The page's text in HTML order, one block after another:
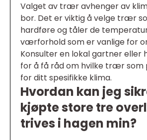
Valget av trær avhenger av
bor. Det er viktig å velge trær
hardføre og tåler de
værforhold som er vanlige for
Konsulter en lokal gartner eller
for å få råd om hvilke trær som
for ditt spesifikke klima.
Hvordan kan jeg
kjøpte store tre
trives i hagen min?